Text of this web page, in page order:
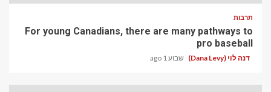
תרבות
For young Canadians, there are many pathways to
pro baseball
דנה לוי (Dana Levy) שבוע 1 ago